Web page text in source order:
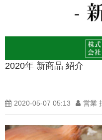
2020年 新商品 紹介
2020-05-07 05:13 営業